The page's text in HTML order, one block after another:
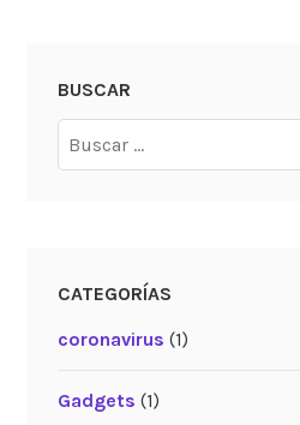
BUSCAR
CATEGORÍAS
coronavirus (1)
Gadgets (1)